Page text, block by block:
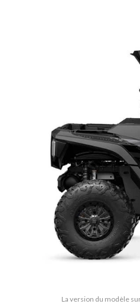
La version du modèle